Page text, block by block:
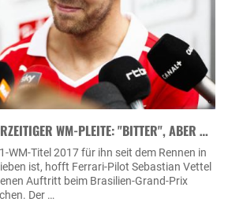
WM-PLEITE: "BITTER", ABER …
WM-Titel 2017 für ihn seit dem Rennen in
ist, hofft Ferrari-Pilot Sebastian Vettel
Auftritt beim Brasilien-Grand-Prix
Der …